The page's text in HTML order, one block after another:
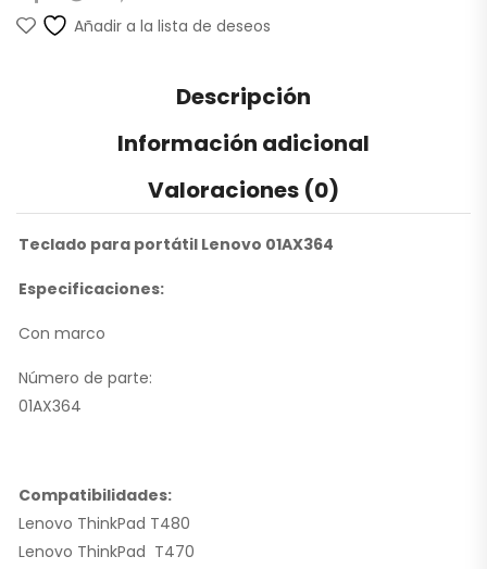
Añadir a la lista de deseos
Descripción
Información adicional
Valoraciones (0)
Teclado para portátil Lenovo 01AX364
Especificaciones:
Con marco
Número de parte:
01AX364
Compatibilidades:
Lenovo ThinkPad T480
Lenovo ThinkPad T470